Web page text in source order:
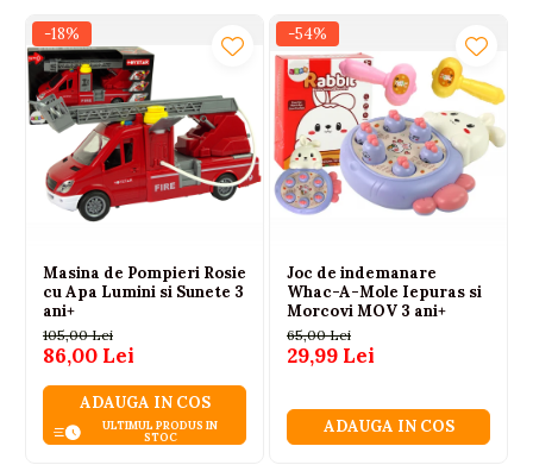
-18%
Masina de Pompieri Rosie
cu Apa Lumini si Sunete 3
ani+
105,00 Lei
86,00 Lei
ADAUGA IN COS
ULTIMUL PRODUS IN
STOC
-54%
Joc de indemanare
Whac-A-Mole Iepuras si
Morcovi MOV 3 ani+
65,00 Lei
29,99 Lei
ADAUGA IN COS